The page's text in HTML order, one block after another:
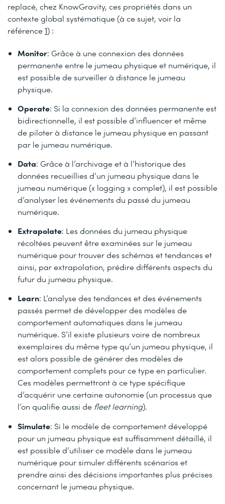
replacé, chez KnowGravity, ces propriétés dans un
contexte global systématique (à ce sujet, voir la
référence1) :
Monitor: Grâce à une connexion des données
permanente entre le jumeau physique et numérique, il
est possible de surveiller à distance le jumeau
physique.
Operate: Si la connexion des données permanente est
bidirectionnelle, il est possible d’influencer et même
de piloter à distance le jumeau physique en passant
par le jumeau numérique.
Data: Grâce à l’archivage et à l’historique des
données recueillies d’un jumeau physique dans le
jumeau numérique (« logging » complet), il est possible
d’analyser les événements du passé du jumeau
numérique.
Extrapolate: Les données du jumeau physique
récoltées peuvent être examinées sur le jumeau
numérique pour trouver des schémas et tendances et
ainsi, par extrapolation, prédire différents aspects du
futur du jumeau physique.
Learn: L’analyse des tendances et des événements
passés permet de développer des modèles de
comportement automatiques dans le jumeau
numérique. S’il existe plusieurs voire de nombreux
exemplaires du même type qu’un jumeau physique, il
est alors possible de générer des modèles de
comportement complets pour ce type en particulier.
Ces modèles permettront à ce type spécifique
d’acquérir une certaine autonomie (un processus que
l’on qualifie aussi de fleet learning).
Simulate: Si le modèle de comportement développé
pour un jumeau physique est suffisamment détaillé, il
est possible d’utiliser ce modèle dans le jumeau
numérique pour simuler différents scénarios et
prendre ainsi des décisions importantes plus précises
concernant le jumeau physique.